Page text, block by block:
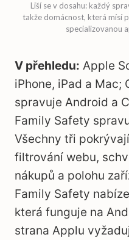
Liší se v dosahu: každý
takže domácnost, která mísí
specializovanou
V přehledu: Apple
iPhone, iPad a Mac;
spravuje Android a
Family Safety
Všechny tři
filtrování webu,
nákupů a polohu
Family Safety
která funguje na
strana Applu